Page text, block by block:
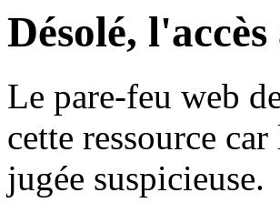
Désolé,
Le pare-feu web
cette ressource
jugée suspicieuse.